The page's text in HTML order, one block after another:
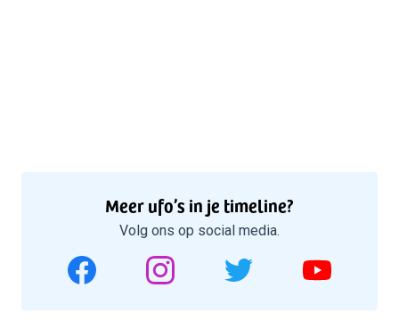
Meer ufo’s in je timeline?
Volg ons op social media.